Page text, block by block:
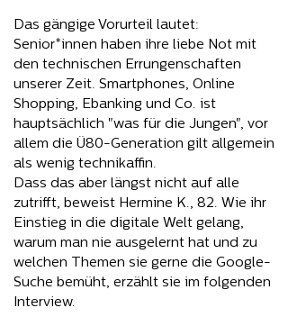
Das gängige Vorurteil lautet:
Senior*innen haben ihre liebe Not mit
den technischen Errungenschaften
unserer Zeit. Smartphones, Online
Shopping, Ebanking und Co. ist
hauptsächlich "was für die Jungen", vor
allem die Ü80-Generation gilt allgemein
als wenig technikaffin.
Dass das aber längst nicht auf alle
zutrifft, beweist Hermine K., 82. Wie ihr
Einstieg in die digitale Welt gelang,
warum man nie ausgelernt hat und zu
welchen Themen sie gerne die Google-
Suche bemüht, erzählt sie im folgenden
Interview.